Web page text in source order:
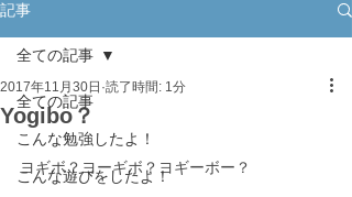
記事
全ての記事
こんな勉強したよ！
こんな遊びをしたよ！
全ての記事
Yogibo？
2017年11月30日 読了時間: 1分
ヨギボ？ヨーギボ？ヨギーボー？